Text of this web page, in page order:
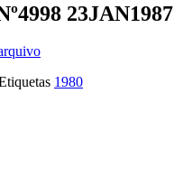
23JAN1987
1980